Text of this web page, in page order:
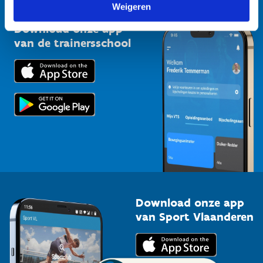
Weigeren
Bedrijven
Trainers en begeleiders
Topsporters
Kennisplatform
Downloads
Voor de pers
Download onze app
van de trainersschool
Download onze app
van Sport Vlaanderen